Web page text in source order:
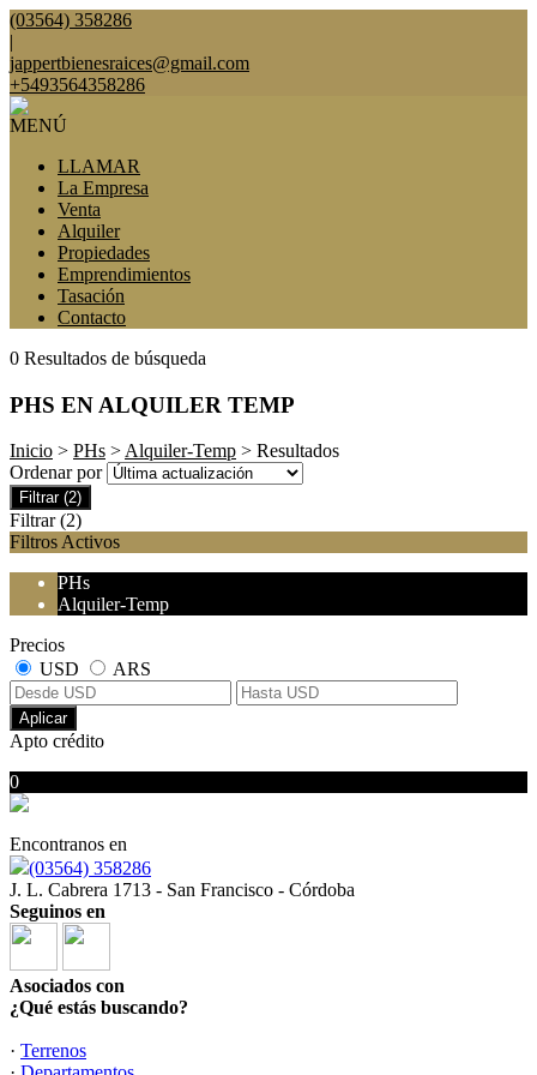
(03564) 358286
|
jappertbienesraices@gmail.com
+5493564358286
MENÚ
LLAMAR
La Empresa
Venta
Alquiler
Propiedades
Emprendimientos
Tasación
Contacto
0 Resultados de búsqueda
PHS EN ALQUILER TEMP
Inicio > PHs >Alquiler-Temp > Resultados
Ordenar por
Filtrar (2)
Filtrar (2)
Filtros Activos
PHs
Alquiler-Temp
Precios
USD
ARS
Aplicar
Apto crédito
0
Encontranos en
(03564) 358286
J. L. Cabrera 1713 - San Francisco - Córdoba
Seguinos en
Asociados con
¿Qué estás buscando?
· Terrenos